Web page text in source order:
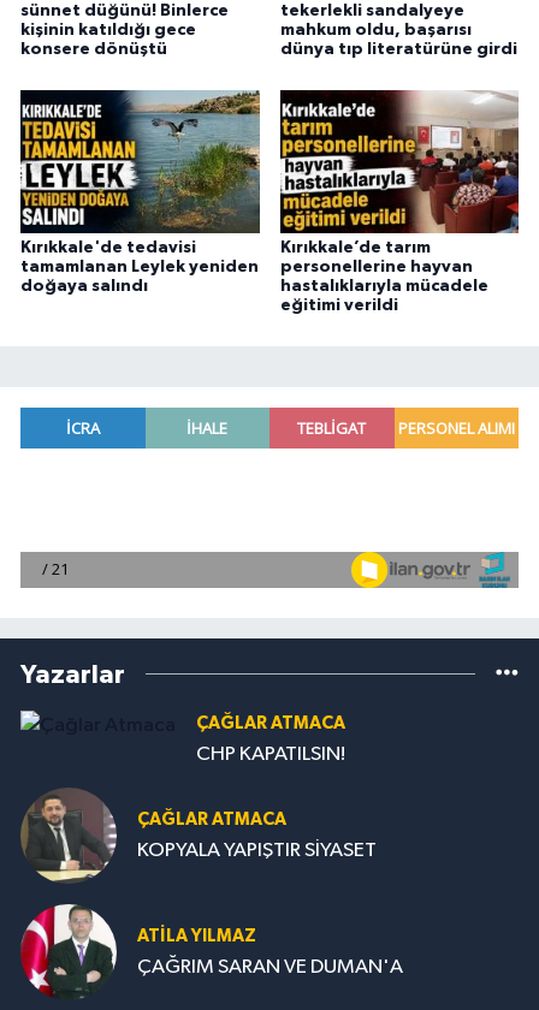
sünnet düğünü! Binlerce
kişinin katıldığı gece
konsere dönüştü
tekerlekli sandalyeye
mahkum oldu, başarısı
dünya tıp literatürüne girdi
Kırıkkale'de tedavisi
tamamlanan Leylek yeniden
doğaya salındı
Kırıkkale’de tarım
personellerine hayvan
hastalıklarıyla mücadele
eğitimi verildi
Yazarlar
ÇAĞLAR ATMACA
CHP KAPATILSIN!
ÇAĞLAR ATMACA
KOPYALA YAPIŞTIR SİYASET
ATILA YILMAZ
ÇAĞRIM SARAN VE DUMAN'A